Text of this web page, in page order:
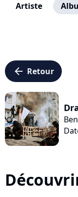
Artiste
arrow_left Retour